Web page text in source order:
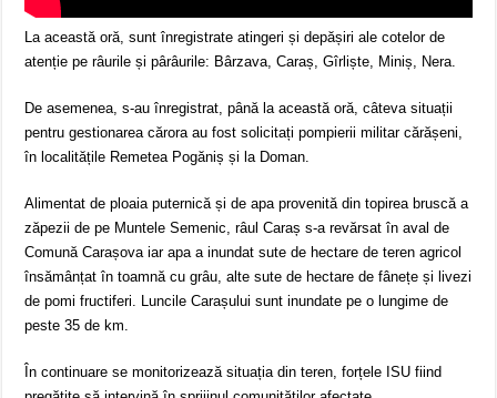
La această oră, sunt înregistrate atingeri și depășiri ale cotelor de
atenție pe râurile și pârâurile: Bârzava, Caraș, Gîrliște, Miniș, Nera.
De asemenea, s-au înregistrat, până la această oră, câteva situații
pentru gestionarea cărora au fost solicitați pompierii militar cărășeni,
în localitățile Remetea Pogăniș și la Doman.
Alimentat de ploaia puternică și de apa provenită din topirea bruscă a
zăpezii de pe Muntele Semenic, râul Caraș s-a revărsat în aval de
Comună Carașova iar apa a inundat sute de hectare de teren agricol
însămânțat în toamnă cu grâu, alte sute de hectare de fânețe și livezi
de pomi fructiferi. Luncile Carașului sunt inundate pe o lungime de
peste 35 de km.
În continuare se monitorizează situația din teren, forțele ISU fiind